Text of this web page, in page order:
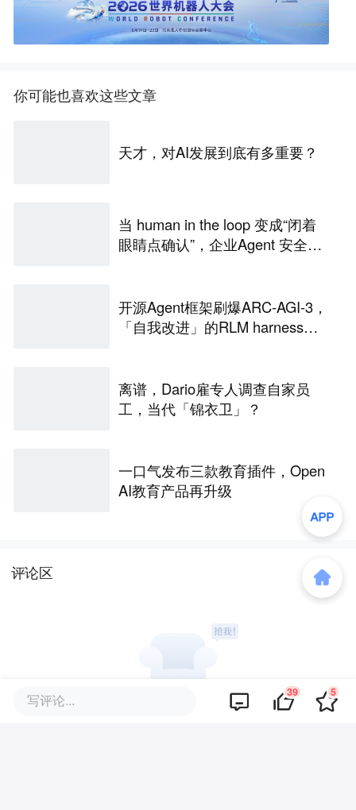
你可能也喜欢这些文章
天才，对AI发展到底有多重要？
当 human in the loop 变成“闭着
眼睛点确认”，企业Agent 安全还
开源Agent框架刷爆ARC-AGI-3，
「自我改进」的RLM harness引
离谱，Dario雇专人调查自家员
工，当代「锦衣卫」？
一口气发布三款教育插件，Open
AI教育产品再升级
评论区
写评论... 39 5